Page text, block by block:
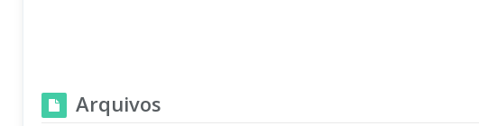
Arquivos